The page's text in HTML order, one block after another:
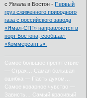
с Ямала в Бостон -Первый
груз сжиженного природного
газа с российского завода
«Ямал-СПГ» направляется в
порт Бостона, сообщает
«Коммерсантъ».
Самое большое препятствие
— Страх… Самая большая
ошибка — Пасть духом…
Самое коварное чувство —
Зависть… Самый красивый